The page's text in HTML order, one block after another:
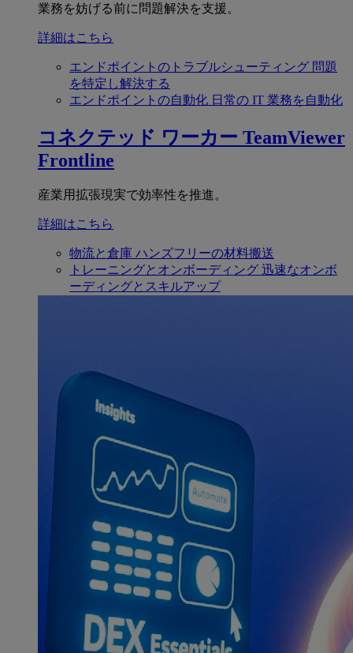
業務を妨げる前に問題解決を支援。
詳細はこちら
エンドポイントのトラブルシューティング 問題
を特定し解決する
エンドポイントの自動化 日常の IT 業務を自動化
コネクテッド ワーカー TeamViewer
Frontline
産業用拡張現実で効率性を推進。
詳細はこちら
物流と倉庫 ハンズフリーの材料搬送
トレーニングとオンボーディング 迅速なオンボ
ーディングとスキルアップ